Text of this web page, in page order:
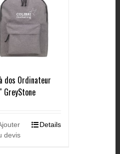
dos Ordinateur
GreyStone
devis
Details